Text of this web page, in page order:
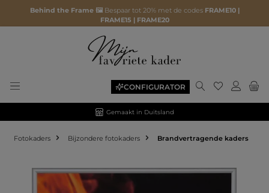
Behind the Frame 🖼️ Bespaar tot 20% met de codes FRAME10 |
FRAME15 | FRAME20
CONFIGURATOR
Gemaakt in Duitsland
Fotokaders Bijzondere fotokaders Brandvertragende kaders
Afbeeldingengalerij overslaan